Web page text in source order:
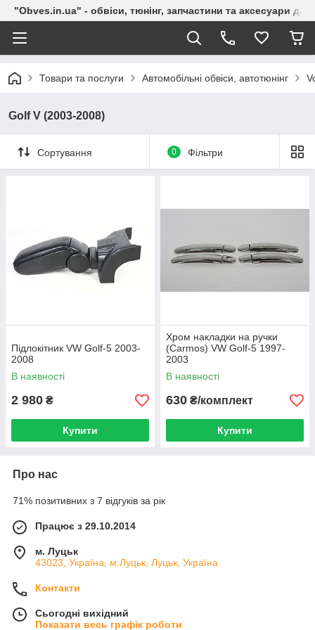
"Obves.in.ua" - обвіси, тюнінг, запчастини та аксесуари
Товари та послуги Автомобільні обвіси, автотюнінг
Golf V (2003-2008)
Сортування 0 Фільтри
Підлокітник VW Golf-5 2003-
2008
В наявності
2 980 ₴
Купити
Хром накладки на ручки
(Carmos) VW Golf-5 1997-
2003
В наявності
630 ₴/комплект
Купити
Про нас
71% позитивних з 7 відгуків за рік
Працює з 29.10.2014
м. Луцьк
43023, Україна, м.Луцьк, Луцьк, Україна
Контакти
Сьогодні вихідний
Показати весь графік роботи